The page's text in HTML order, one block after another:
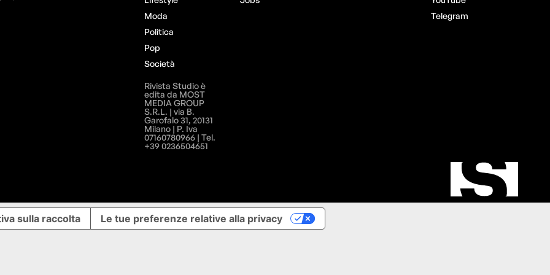
Moda
Politica
Pop
Società
Telegram
Rivista Studio è
edita da MOST
MEDIA GROUP
S.R.L. | via B.
Garofalo 31, 20131
Milano | P. Iva
07160780966 | Tel.
+39 0236504651
sulla raccolta Le tue preferenze relative alla privacy